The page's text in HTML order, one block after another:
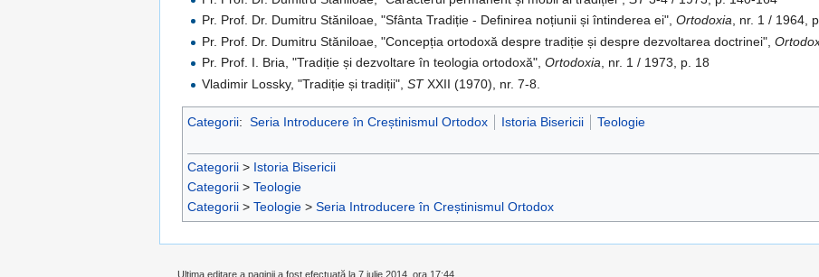
Pr. Prof. Dr. Dumitru Stăniloae, "Sfânta Tradiție - Definirea noțiunii și întinderea ei",Ortodoxia, nr. 1 / 1964,
Pr. Prof. Dr. Dumitru Stăniloae, "Concepția ortodoxă despre tradiție și despre dezvoltarea doctrinei",
Pr. Prof. I. Bria, "Tradiție și dezvoltare în teologia ortodoxă",Ortodoxia , nr. 1 / 1973, p. 18
Vladimir Lossky, "Tradiție și tradiții",STXXII (1970), nr. 7-8.
Categorii: Seria Introducere în Creștinismul Ortodox Istoria Bisericii Teologie
Categorii > Istoria Bisericii
Categorii > Teologie
Categorii > Teologie > Seria Introducere în Creștinismul Ortodox
Ultima editare a paginii a fost efectuată la 7 iulie 2014, ora 17:44.